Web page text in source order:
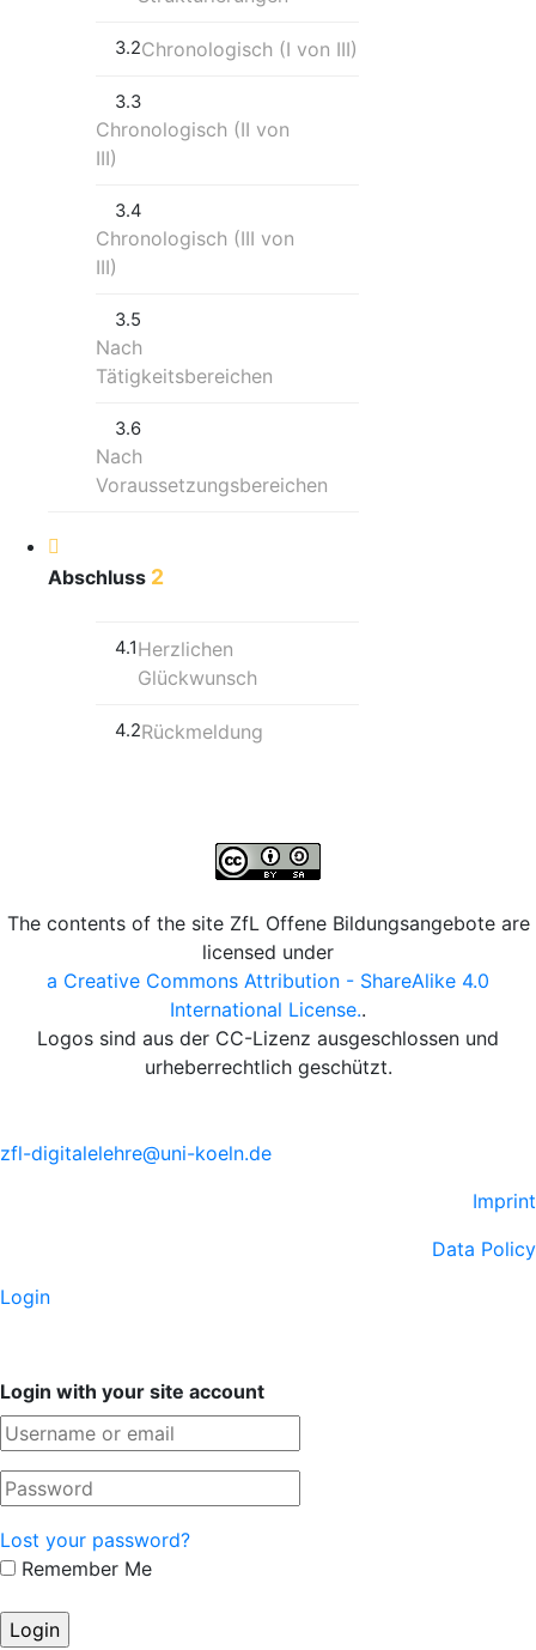
3.2Chronologisch (I von III)
3.3
Chronologisch (II von
III)
3.4
Chronologisch (III von
III)
3.5
Nach
Tätigkeitsbereichen
3.6
Nach
Voraussetzungsbereichen
Abschluss 2
4.1Herzlichen
Glückwunsch
4.2Rückmeldung
The contents of the site ZfL Offene Bildungsangebote are
licensed under
a Creative Commons Attribution - ShareAlike 4.0
International License..
Logos sind aus der CC-Lizenz ausgeschlossen und
urheberrechtlich geschützt.
zfl-digitalelehre@uni-koeln.de
Imprint
Data Policy
Login
Login with your site account
Lost your password?
Remember Me